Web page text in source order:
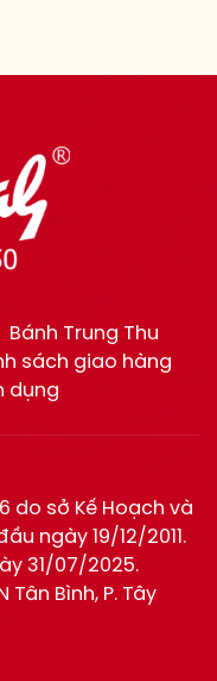
Bánh Trung Thu
sách giao hàng
dụng
do sở Kế Hoạch và
ngày 19/12/2011.
31/07/2025.
Tân Bình, P. Tây